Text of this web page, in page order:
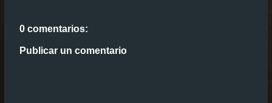
0 comentarios:
Publicar un comentario